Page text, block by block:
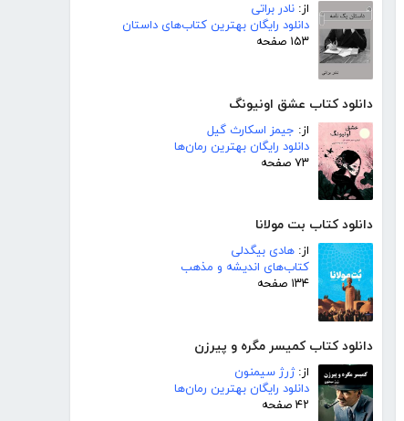
از: نادر براتی
دانلود رایگان بهترین کتاب‌های داستان
۱۵۳ صفحه
دانلود کتاب عشق اونیونگ
از: جیمز اسکارث گیل
دانلود رایگان بهترین رمان‌ها
۷۳ صفحه
دانلود کتاب بت مولانا
از: هادی بیگدلی
کتاب‌های اندیشه و مذهب
۱۳۴ صفحه
دانلود کتاب کمیسر مگره و پیرزن
از:ژرژ سیمنون
دانلود رایگان بهترین رمان‌ها
۴۲ صفحه